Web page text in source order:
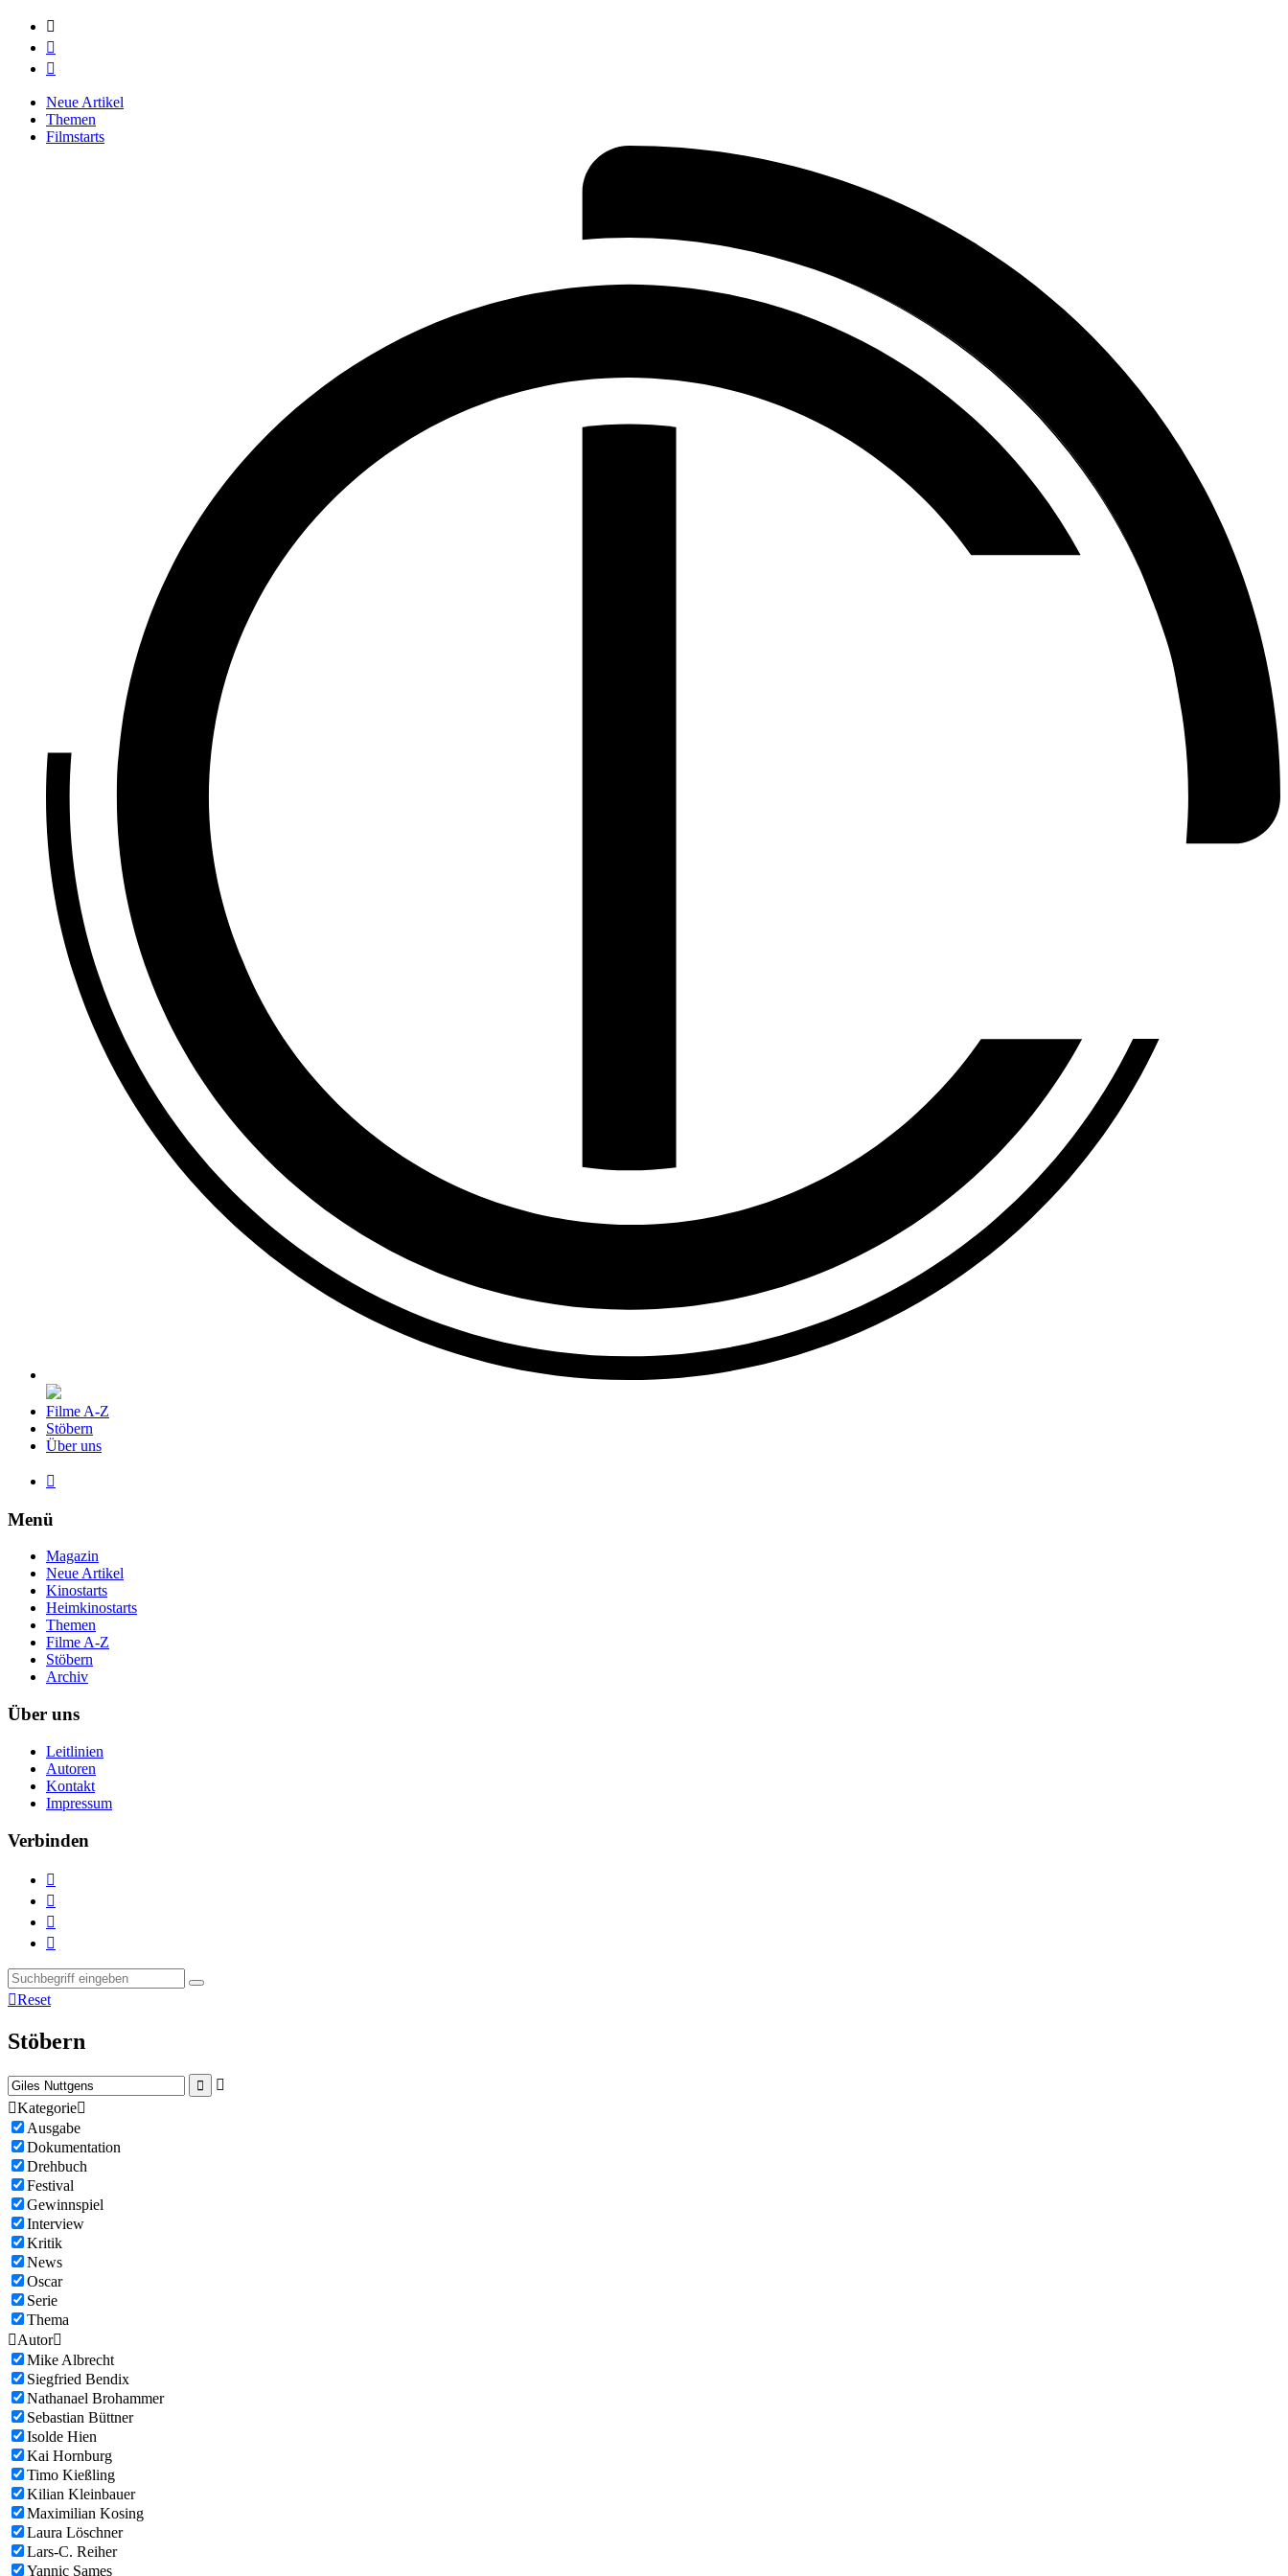



Neue Artikel
Themen
Filmstarts
Filme A-Z
Stöbern
Über uns

Menü
Magazin
Neue Artikel
Kinostarts
Heimkinostarts
Themen
Filme A-Z
Stöbern
Archiv
Über uns
Leitlinien
Autoren
Kontakt
Impressum
Verbinden




Reset
Stöbern


Kategorie
Ausgabe
Dokumentation
Drehbuch
Festival
Gewinnspiel
Interview
Kritik
News
Oscar
Serie
Thema
Autor
Mike Albrecht
Siegfried Bendix
Nathanael Brohammer
Sebastian Büttner
Isolde Hien
Kai Hornburg
Timo Kießling
Kilian Kleinbauer
Maximilian Kosing
Laura Löschner
Lars-C. Reiher
Yannic Sames